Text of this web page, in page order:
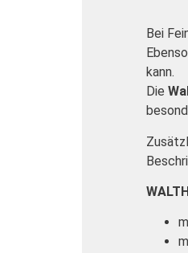
Bei
kann.
Die